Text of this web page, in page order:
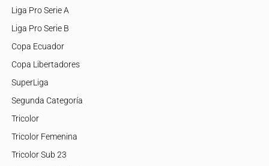
Liga Pro Serie A
Liga Pro Serie B
Copa Ecuador
Copa Libertadores
SuperLiga
Segunda Categoría
Tricolor
Tricolor Femenina
Tricolor Sub 23